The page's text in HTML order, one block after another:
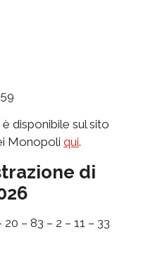
disponibile sul sito
Monopoli qui.
di
20 – 83 – 2 – 11 – 33